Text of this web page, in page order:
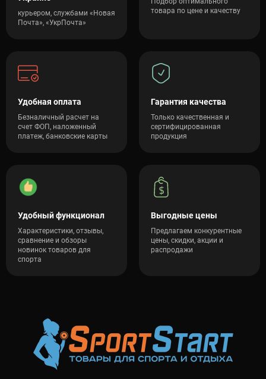
курьером, службами «Новая
Почта», «УкрПочта»
товара по цене и качеству
Удобная оплата
Безналичный расчет на
счет ФОП, наложенный
платеж, банковские карты
Гарантия качества
Только качественная и
сертифицированная
продукция
Удобный функционал
Характеристики, отзывы,
сравнение и обзоры
новинок товаров для
спорта
Выгодные цены
Предлагаем конкурентные
цены, скидки, акции и
распродажи